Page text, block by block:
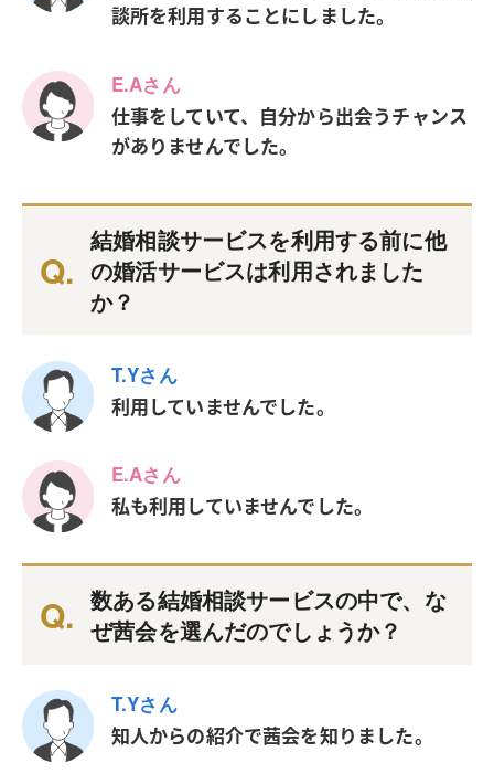
談所を利用することにしました。
E.Aさん
仕事をしていて、自分から出会うチャンス
がありませんでした。
結婚相談サービスを利用する前に他
の婚活サービスは利用されました
か？
T.Yさん
利用していませんでした。
E.Aさん
私も利用していませんでした。
数ある結婚相談サービスの中で、な
ぜ茜会を選んだのでしょうか？
T.Yさん
知人からの紹介で茜会を知りました。